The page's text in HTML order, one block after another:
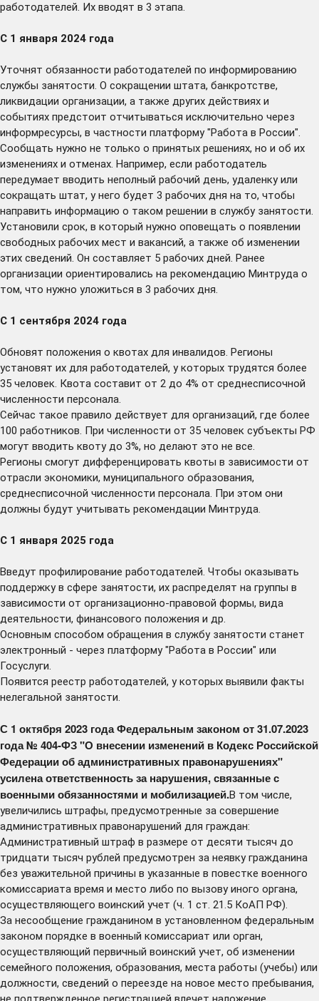
работодателей. Их вводят в 3 этапа.
С 1 января 2024 года
Уточнят обязанности работодателей по информированию
службы занятости. О сокращении штата, банкротстве,
ликвидации организации, а также других действиях и
событиях предстоит отчитываться исключительно через
информресурсы, в частности платформу "Работа в России".
Сообщать нужно не только о принятых решениях, но и об их
изменениях и отменах. Например, если работодатель
передумает вводить неполный рабочий день, удаленку или
сокращать штат, у него будет 3 рабочих дня на то, чтобы
направить информацию о таком решении в службу занятости.
Установили срок, в который нужно оповещать о появлении
свободных рабочих мест и вакансий, а также об изменении
этих сведений. Он составляет 5 рабочих дней. Ранее
организации ориентировались на рекомендацию Минтруда о
том, что нужно уложиться в 3 рабочих дня.
С 1 сентября 2024 года
Обновят положения о квотах для инвалидов. Регионы
установят их для работодателей, у которых трудятся более
35 человек. Квота составит от 2 до 4% от среднесписочной
численности персонала.
Сейчас такое правило действует для организаций, где более
100 работников. При численности от 35 человек субъекты РФ
могут вводить квоту до 3%, но делают это не все.
Регионы смогут дифференцировать квоты в зависимости от
отрасли экономики, муниципального образования,
среднесписочной численности персонала. При этом они
должны будут учитывать рекомендации Минтруда.
С 1 января 2025 года
Введут профилирование работодателей. Чтобы оказывать
поддержку в сфере занятости, их распределят на группы в
зависимости от организационно-правовой формы, вида
деятельности, финансового положения и др.
Основным способом обращения в службу занятости станет
электронный - через платформу "Работа в России" или
Госуслуги.
Появится реестр работодателей, у которых выявили факты
нелегальной занятости.
С 1 октября 2023 года Федеральным законом от 31.07.2023
года № 404-ФЗ "О внесении изменений в Кодекс Российской
Федерации об административных правонарушениях"
усилена ответственность за нарушения, связанные с
военными обязанностями и мобилизацией.В том числе,
увеличились штрафы, предусмотренные за совершение
административных правонарушений для граждан:
Административный штраф в размере от десяти тысяч до
тридцати тысяч рублей предусмотрен за неявку гражданина
без уважительной причины в указанные в повестке военного
комиссариата время и место либо по вызову иного органа,
осуществляющего воинский учет (ч. 1 ст. 21.5 КоАП РФ).
За несообщение гражданином в установленном федеральным
законом порядке в военный комиссариат или орган,
осуществляющий первичный воинский учет, об изменении
семейного положения, образования, места работы (учебы) или
должности, сведений о переезде на новое место пребывания,